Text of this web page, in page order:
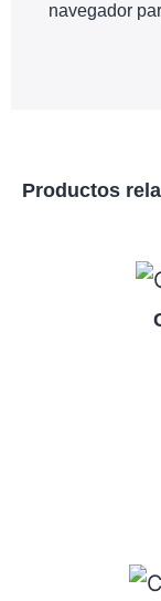
navegador
Productos